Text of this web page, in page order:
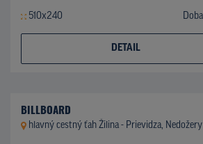
510x240
DETAIL
BILLBOARD
hlavný cestný ťah Žilina - Prievidza,